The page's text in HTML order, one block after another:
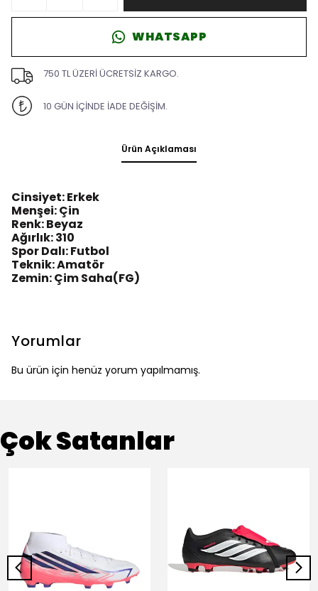
WHATSAPP
750 TL ÜZERİ ÜCRETSİZ KARGO.
10 GÜN İÇİNDE İADE DEĞİŞİM.
Ürün Açıklaması
Cinsiyet: Erkek
Menşei: Çin
Renk: Beyaz
Ağırlık: 310
Spor Dalı: Futbol
Teknik: Amatör
Zemin: Çim Saha(FG)
Yorumlar
Bu ürün için henüz yorum yapılmamış.
Çok Satanlar